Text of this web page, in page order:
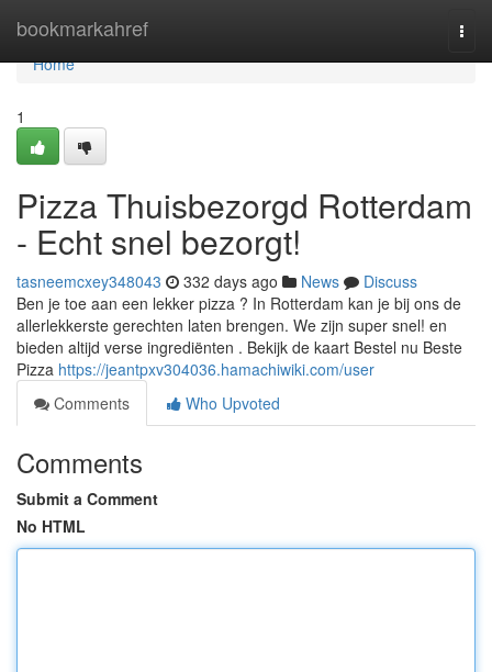
bookmarkahref
Home
Home
1
Pizza Thuisbezorgd Rotterdam
- Echt snel bezorgt!
tasneemcxey348043 332 days ago News
Discuss
Ben je toe aan een lekker pizza ? In Rotterdam kan je bij ons de
allerlekkerste gerechten laten brengen. We zijn super snel! en
bieden altijd verse ingrediënten . Bekijk de kaart Bestel nu Beste
Pizza https://jeantpxv304036.hamachiwiki.com/user
Comments
Who Upvoted
Comments
Submit a Comment
No HTML